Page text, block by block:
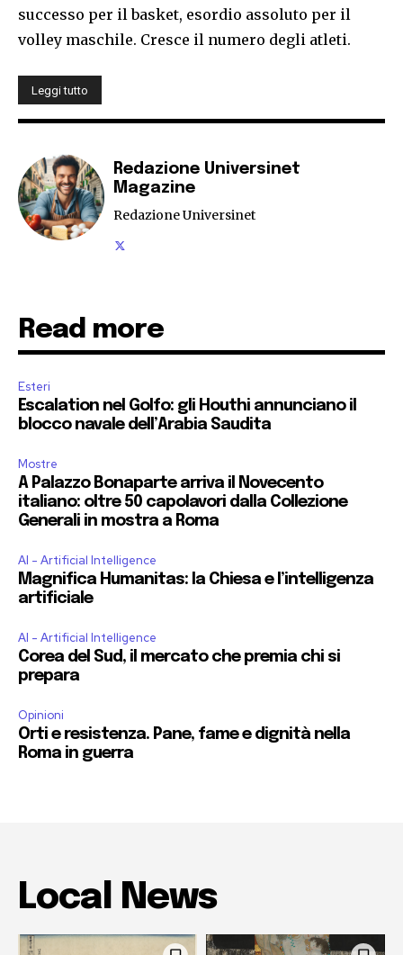
successo per il basket, esordio assoluto per il
volley maschile. Cresce il numero degli atleti.
Redazione Universinet
Magazine
Redazione Universinet
Read more
Esteri
Escalation nel Golfo: gli Houthi annunciano il
blocco navale dell’Arabia Saudita
Mostre
A Palazzo Bonaparte arriva il Novecento
italiano: oltre 50 capolavori dalla Collezione
Generali in mostra a Roma
AI - Artificial Intelligence
Magnifica Humanitas: la Chiesa e l’intelligenza
artificiale
AI - Artificial Intelligence
Corea del Sud, il mercato che premia chi si
prepara
Opinioni
Orti e resistenza. Pane, fame e dignità nella
Roma in guerra
Local News